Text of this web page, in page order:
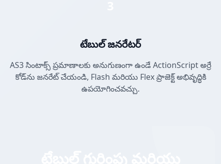
టేబుల్ జనరేటర్
AS3 సింటాక్స్ ప్రమాణాలకు అనుగుణంగా ఉండే ActionScript అర్రే
కోడ్‌ను జనరేట్ చేయండి, Flash మరియు Flex ప్రాజెక్ట్ అభివృద్ధికి
ఉపయోగించవచ్చు.